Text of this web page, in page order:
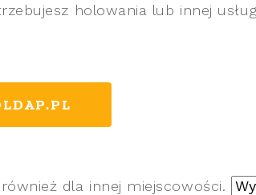
holowania lub innej
dla innej miejscowości.